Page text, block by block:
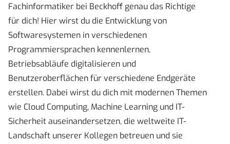
Fachinformatiker bei Beckhoff genau das Richtige
für dich! Hier wirst du die Entwicklung von
Softwaresystemen in verschiedenen
Programmiersprachen kennenlernen,
Betriebsabläufe digitalisieren und
Benutzeroberflächen für verschiedene Endgeräte
erstellen. Dabei wirst du dich mit modernen Themen
wie Cloud Computing, Machine Learning und IT-
Sicherheit auseinandersetzen, die weltweite IT-
Landschaft unserer Kollegen betreuen und sie